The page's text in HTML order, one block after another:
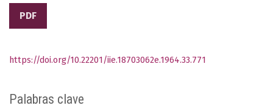
PDF
Palabras clave
https://doi.org/10.22201/iie.18703062e.1964.33.771